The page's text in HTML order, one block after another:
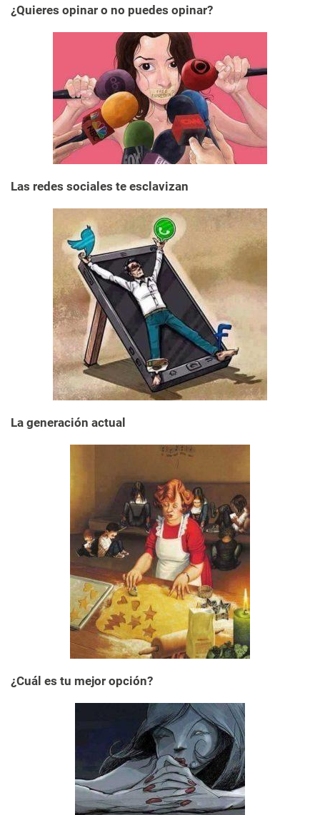
¿Quieres opinar o no puedes opinar?
Las redes sociales te esclavizan
La generación actual
¿Cuál es tu mejor opción?